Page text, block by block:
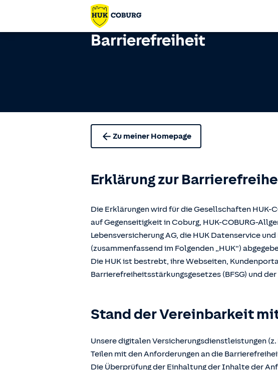
Barrierefreiheit
Zu meiner Homepage
Erklärung zur
Die Erklärungen wird für die Gesellschaften
auf Gegenseitigkeit in Coburg, HUK-COBURG-
Lebensversicherung AG, die HUK Datenservice
(zusammenfassend im Folgenden „HUK“)
Die HUK ist bestrebt, ihre Webseiten,
Barrierefreiheitsstärkungsgesetzes (BFSG) und
Stand der Vereinbarkeit
Unsere digitalen Versicherungsdienstleistungen
Teilen mit den Anforderungen an die
Die Überprüfung der Einhaltung der Inhalte der